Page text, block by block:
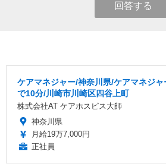
回答する
ケアマネジャー/神奈川県/ケアマネジ
で10分/川崎市川崎区四谷上町
株式会社AT ケアホスピス大師
神奈川県
月給19万7,000円
正社員